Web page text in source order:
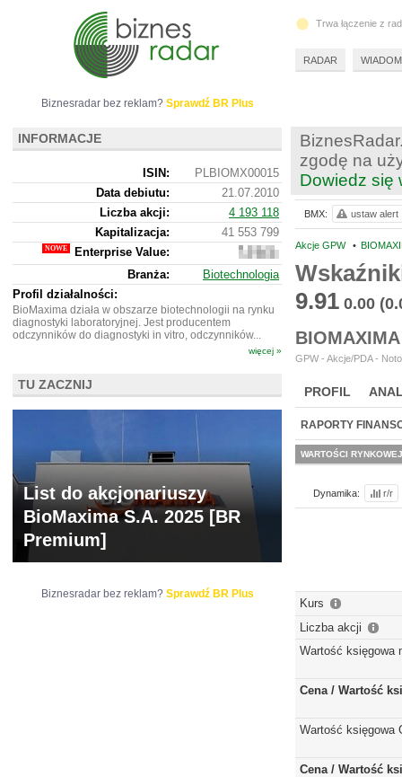
zgodę na
Dowiedz się
Akcje GPW •
9.91 0.00
GPW - Akcje/PDA -
PROFIL
WYCENA BR
RAPORTY
WARTOŚCI RYNKOWEJ
Dynamika: r/r
Kurs
Liczba akcji
Wartość księgowa
Cena / Wartość
Wartość księgowa
Cena / Wartość
BMX: ustaw alert
Biznesradar bez reklam? Sprawdź BR Plus
INFORMACJE
ISIN:
PLBIOMX00015
Data debiutu:
21.07.2010
Liczba akcji:
4 193 118
Kapitalizacja:
41 553 799
Enterprise Value:
57
254
799
Branża:
Biotechnologia
Profil działalności:
BioMaxima działa w obszarze biotechnologii na rynku
diagnostyki laboratoryjnej. Jest producentem
odczynników do diagnostyki in vitro, odczynników...
więcej »
TU ZACZNIJ
List do akcjonariuszy
BioMaxima S.A. 2025 [BR
Premium]
Biznesradar bez reklam? Sprawdź BR Plus
Trwa łączenie z
RADAR